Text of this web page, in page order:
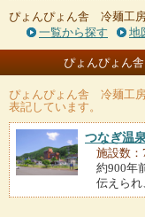
ぴょんぴょん舎 冷麺工
一覧から探す
地
ぴょんぴょん
ぴょんぴょん舎 冷麺工房
表記しています。
つなぎ温泉
施設数：
約900年
伝えられ